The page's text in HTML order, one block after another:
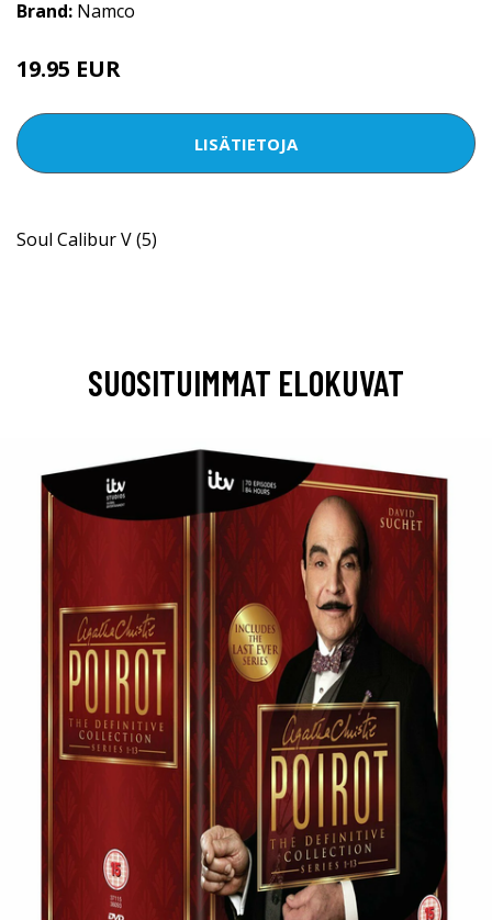
Brand: Namco
19.95 EUR
LISÄTIETOJA
Soul Calibur V (5)
SUOSITUIMMAT ELOKUVAT